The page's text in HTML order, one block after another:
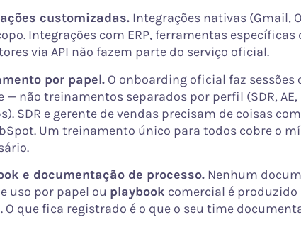
customizadas. Integrações nativas (Gmail,
Integrações com ERP, ferramentas específicas
via API não fazem parte do serviço oficial.
por papel. O onboarding oficial faz
— não treinamentos separados por perfil (SDR,
SDR e gerente de vendas precisam de coisas
Um treinamento único para todos cobre o
e documentação de processo. Nenhum
uso por papel ou playbook comercial é
O que fica registrado é o que o seu time